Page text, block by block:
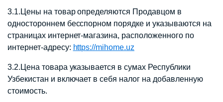
3.1.Цены на товар определяются Продавцом в
одностороннем бесспорном порядке и указываются на
страницах интернет-магазина, расположенного по
интернет-адресу: https://mihome.uz
3.2.Цена товара указывается в сумах Республики
Узбекистан и включает в себя налог на добавленную
стоимость.